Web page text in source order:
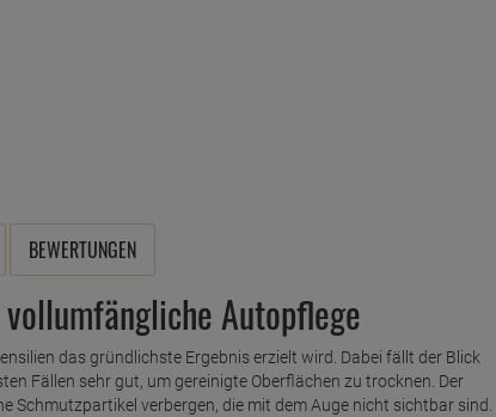
BEWERTUNGEN
Autopflege
das gründlichste Ergebnis erzielt wird. Dabei fällt der Blick
Fällen sehr gut, um gereinigte Oberflächen zu trocknen. Der
Schmutzpartikel verbergen, die mit dem Auge nicht sichtbar sind.